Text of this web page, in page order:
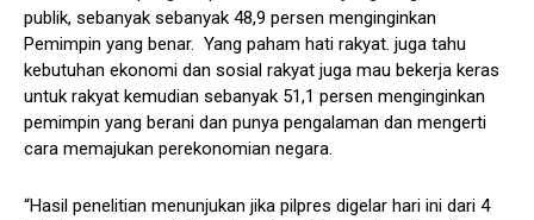
publik, sebanyak sebanyak 48,9 persen menginginkan
Pemimpin yang benar. Yang paham hati rakyat. juga tahu
kebutuhan ekonomi dan sosial rakyat juga mau bekerja keras
untuk rakyat kemudian sebanyak 51,1 persen menginginkan
pemimpin yang berani dan punya pengalaman dan mengerti
cara memajukan perekonomian negara.
“Hasil penelitian menunjukan jika pilpres digelar hari ini dari 4